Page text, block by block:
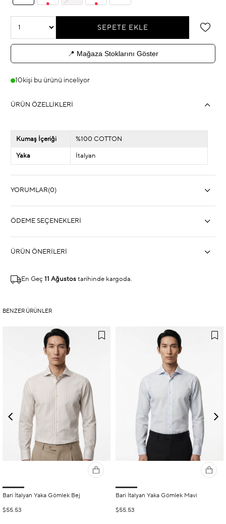
📍 Mağaza Stoklarını Göster
10 kişi bu ürünü inceliyor
ÜRÜN ÖZELLIKLERI
Kumaş İçeriği %100 COTTON
Yaka İtalyan
YORUMLAR(0)
ÖDEME SEÇENEKLERI
ÜRÜN ÖNERILERI
En Geç 11 Ağustos tarihinde kargoda.
BENZER ÜRÜNLER
Bari İtalyan Yaka Gömlek Bej
$55.53
Bari İtalyan Yaka Gömlek Mavi
$55.53